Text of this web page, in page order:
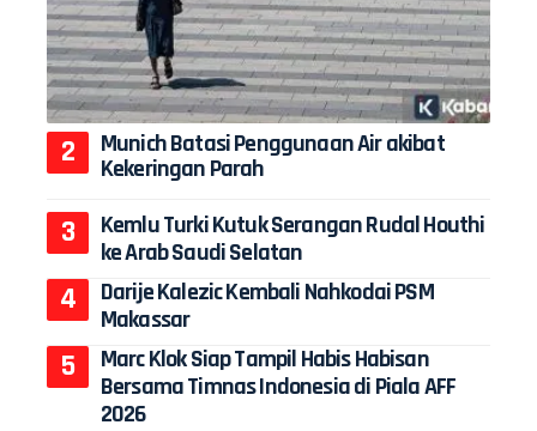
Munich Batasi Penggunaan Air akibat
Kekeringan Parah
Kemlu Turki Kutuk Serangan Rudal Houthi
ke Arab Saudi Selatan
Darije Kalezic Kembali Nahkodai PSM
Makassar
Marc Klok Siap Tampil Habis Habisan
Bersama Timnas Indonesia di Piala AFF
2026